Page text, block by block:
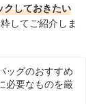
クしておきたい
してご紹介しま
ッグのおすすめ
必要なものを厳